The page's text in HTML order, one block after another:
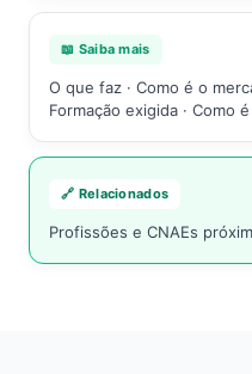
📖 Saiba mais
O que faz · Como é o
Formação exigida · Como
🔗 Relacionados
Profissões e CNAEs